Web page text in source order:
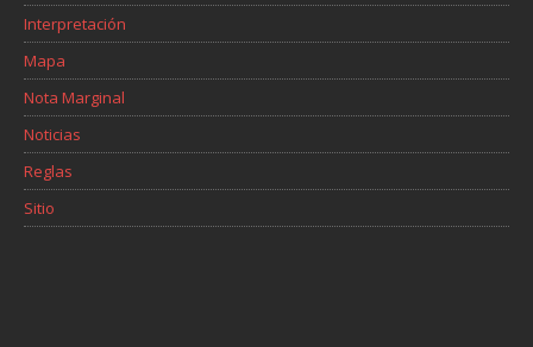
Interpretación
Mapa
Nota Marginal
Noticias
Reglas
Sitio